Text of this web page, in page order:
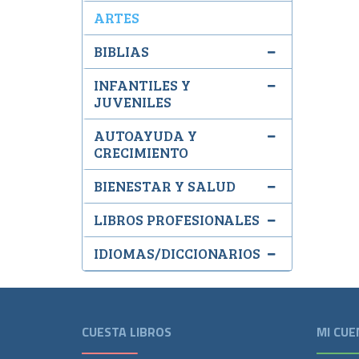
ARTES
BIBLIAS
INFANTILES Y
JUVENILES
AUTOAYUDA Y
CRECIMIENTO
BIENESTAR Y SALUD
LIBROS PROFESIONALES
IDIOMAS/DICCIONARIOS
CUESTA LIBROS MI